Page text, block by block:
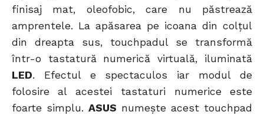
finisaj mat, oleofobic, care nu păstrează
amprentele. La apăsarea pe icoana din colțul
din dreapta sus, touchpadul se transformă
într-o tastatură numerică virtuală, iluminată
LED. Efectul e spectaculos iar modul de
folosire al acestei tastaturi numerice este
foarte simplu. ASUS numește acest touchpad